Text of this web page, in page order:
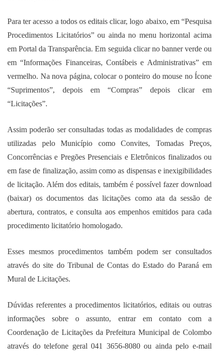
Para ter acesso a todos os editais clicar, logo abaixo, em “Pesquisa
Procedimentos Licitatórios” ou ainda no menu horizontal acima
em Portal da Transparência. Em seguida clicar no banner verde ou
em “Informações Financeiras, Contábeis e Administrativas” em
vermelho. Na nova página, colocar o ponteiro do mouse no Ícone
“Suprimentos”, depois em “Compras” depois clicar em
“Licitações”.
Assim poderão ser consultadas todas as modalidades de compras
utilizadas pelo Município como Convites, Tomadas Preços,
Concorrências e Pregões Presenciais e Eletrônicos finalizados ou
em fase de finalização, assim como as dispensas e inexigibilidades
de licitação. Além dos editais, também é possível fazer download
(baixar) os documentos das licitações como ata da sessão de
abertura, contratos, e consulta aos empenhos emitidos para cada
procedimento licitatório homologado.
Esses mesmos procedimentos também podem ser consultados
através do site do Tribunal de Contas do Estado do Paraná em
Mural de Licitações.
Dúvidas referentes a procedimentos licitatórios, editais ou outras
informações sobre o assunto, entrar em contato com a
Coordenação de Licitações da Prefeitura Municipal de Colombo
através do telefone geral 041 3656-8080 ou ainda pelo e-mail